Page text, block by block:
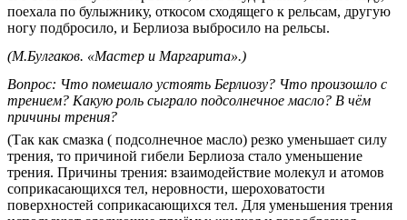
поехала по булыжнику, откосом сходящего к рельсам, другую
ногу подбросило, и Берлиоза выбросило на рельсы.
(М.Булгаков. «Мастер и Маргарита».)
Вопрос: Что помешало устоять Берлиозу? Что произошло с
трением? Какую роль сыграло подсолнечное масло? В чём
причины трения?
(Так как смазка ( подсолнечное масло) резко уменьшает силу
трения, то причиной гибели Берлиоза стало уменьшение
трения. Причины трения: взаимодействие молекул и атомов
соприкасающихся тел, неровности, шероховатости
поверхностей соприкасающихся тел. Для уменьшения трения